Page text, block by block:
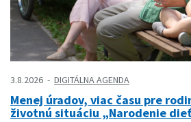
3.8.2026 DIGITÁLNA AGENDA
Menej úradov, viac času pre
životnú situáciu „Narodenie